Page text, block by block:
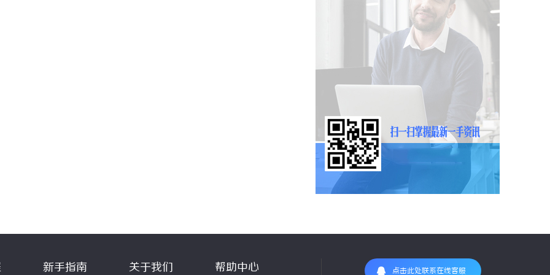
新手指南 关于我们 帮助中心 点击此处联系在线客服